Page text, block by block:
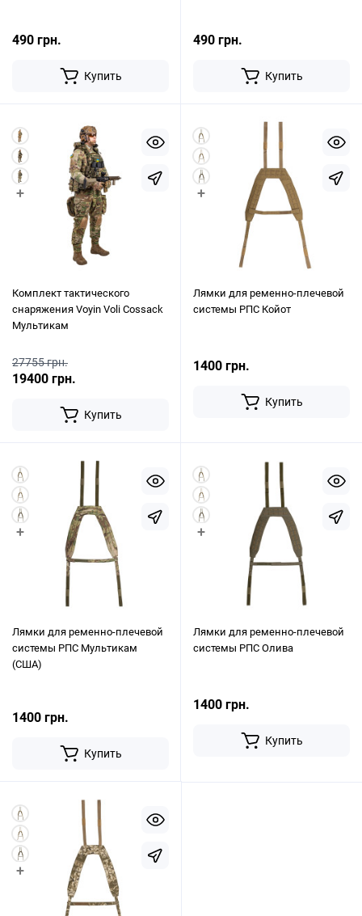
490 грн.
Купить
490 грн.
Купить
+
Комплект тактического
снаряжения Voyin Voli Cossack
Мультикам
27755 грн.
19400 грн.
Купить
+
Лямки для ременно-плечевой
системы РПС Койот
1400 грн.
Купить
+
Лямки для ременно-плечевой
системы РПС Мультикам
(США)
1400 грн.
Купить
+
Лямки для ременно-плечевой
системы РПС Олива
1400 грн.
Купить
+